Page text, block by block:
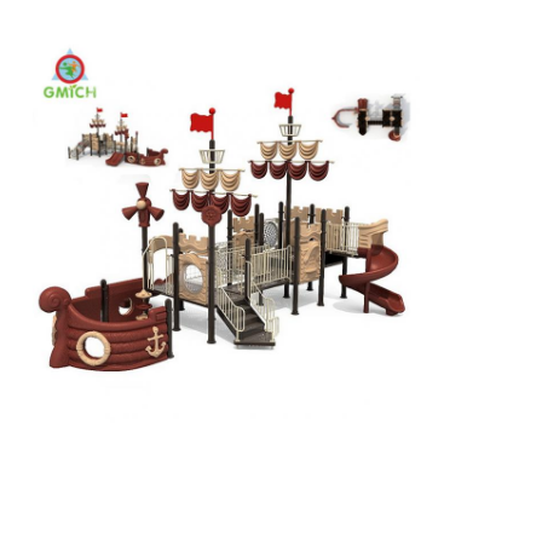
معدات الحديقة المائية
ملعب تسلق بالحبال
معدات ملاعب خشبية